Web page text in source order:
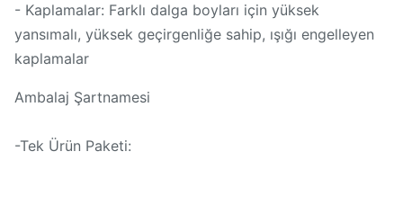
- Kaplamalar: Farklı dalga boyları için yüksek
yansımalı, yüksek geçirgenliğe sahip, ışığı engelleyen
kaplamalar
Ambalaj Şartnamesi
-Tek Ürün Paketi: